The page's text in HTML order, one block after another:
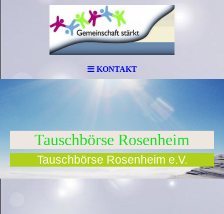
KONTAKT
Tauschbörse Rosenheim
Tauschbörse Rosenheim e.V.